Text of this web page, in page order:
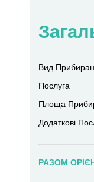
Вид
Послуга
Площа
Додаткові
РАЗОМ